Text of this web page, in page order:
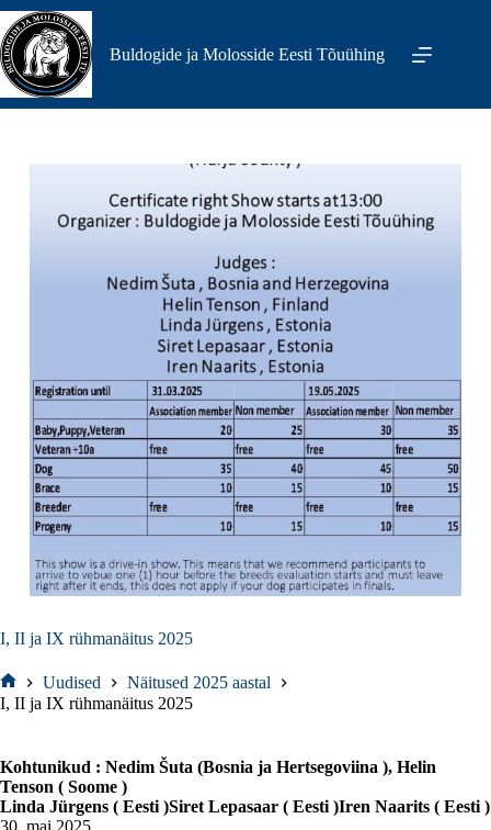
Skip
to
content
Buldogide ja Molosside Eesti Tõuühing
I, II ja IX rühmanäitus 2025
Home
Uudised
Näitused 2025 aastal
I, II ja IX rühmanäitus 2025
Kohtunikud : Nedim Šuta (Bosnia ja Hertsegoviina ), Helin
Tenson ( Soome )
Linda Jürgens ( Eesti )Siret Lepasaar ( Eesti )Iren Naarits ( Eesti )
30. mai 2025